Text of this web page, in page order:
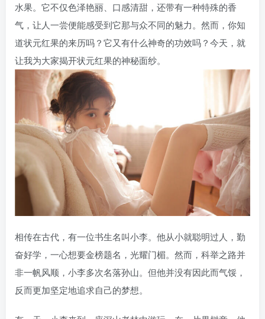
水果。它不仅色泽艳丽、口感清甜，还带有一种特殊的香
气，让人一尝便能感受到它那与众不同的魅力。然而，你知
道状元红果的来历吗？它又有什么神奇的功效吗？今天，就
让我为大家揭开状元红果的神秘面纱。
相传在古代，有一位书生名叫小李。他从小就聪明过人，勤
奋好学，一心想要金榜题名，光耀门楣。然而，科举之路并
非一帆风顺，小李多次名落孙山。但他并没有因此而气馁，
反而更加坚定地追求自己的梦想。